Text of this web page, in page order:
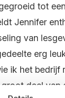
tot
Jennifer
van
erg
ik het bedrijf
deel van